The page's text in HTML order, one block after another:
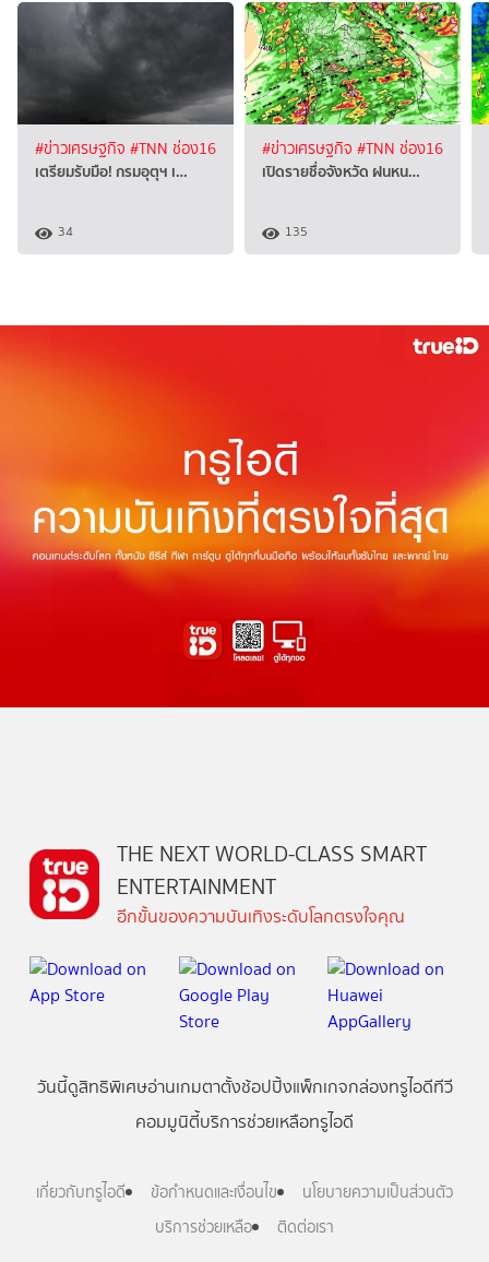
#ข่าวเศรษฐกิจ #TNN ช่อง16
เตรียมรับมือ! กรมอุตุฯ เ…
34
#ข่าวเศรษฐกิจ #TNN ช่อง16
เปิดรายชื่อจังหวัด ฝนหน…
135
THE NEXT WORLD-CLASS SMART
ENTERTAINMENT
อีกขั้นของความบันเทิงระดับโลกตรงใจคุณ
วันนี้ดูสิทธิพิเศษอ่านเกมตาตั้งช้อปปิ้งแพ็กเกจกล่องทรูไอดีทีวี
คอมมูนิตี้บริการช่วยเหลือทรูไอดี
เกี่ยวกับทรูไอดี ข้อกำหนดและเงื่อนไข
นโยบายความเป็นส่วนตัว
บริการช่วยเหลือ
ติดต่อเรา